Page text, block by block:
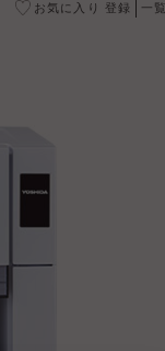
お気に入り 登録 一